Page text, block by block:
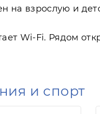
на взрослую и
Wi-Fi. Рядом
и спорт